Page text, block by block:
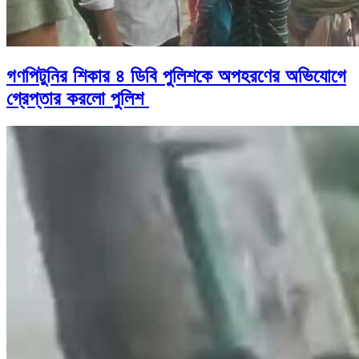
গণপিটুনির শিকার ৪ ডিবি পুলিশকে অপহরণের অভিযোগে
গ্রেপ্তার করলো পুলিশ